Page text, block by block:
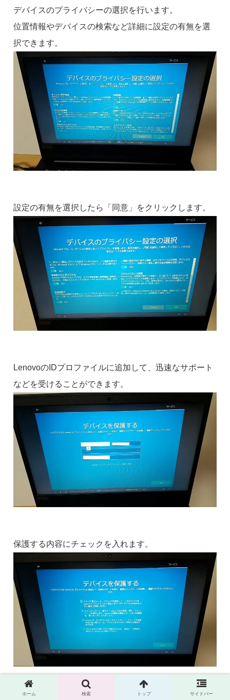
デバイスのプライバシーの選択を行います。
位置情報やデバイスの検索など詳細に設定の有無を選
択できます。
設定の有無を選択したら「同意」をクリックします。
LenovoのIDプロファイルに追加して、迅速なサポート
などを受けることができます。
保護する内容にチェックを入れます。
ホーム 検索 トップ サイドバー